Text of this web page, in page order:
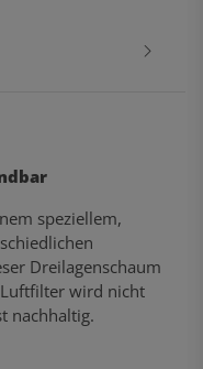
speziellem,
Dreilagenschaum
wird nicht
nachhaltig.